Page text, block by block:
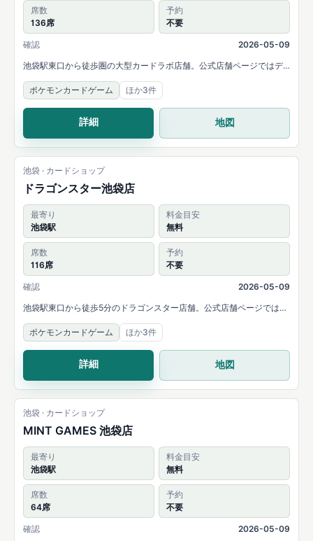
席数
136席
予約
不要
確認
2026-05-09
池袋駅東口から徒歩圏の大型カードラボ店舗。公式店舗ページではデ
ュエルスペース136席と、複数タイトルの販売・買取を案内していま
す。
ポケモンカードゲーム ほか3件
詳細 地図
池袋 · カードショップ
ドラゴンスター池袋店
最寄り
池袋駅
料金目安
無料
席数
116席
予約
不要
確認
2026-05-09
池袋駅東口から徒歩5分のドラゴンスター店舗。公式店舗ページでは
116席のデュエルスペースと、ポケカ・ONE PIECE・遊戯王・デュエマ
などのイベントを案内しています。
ポケモンカードゲーム ほか3件
詳細 地図
池袋 · カードショップ
MINT GAMES 池袋店
最寄り
池袋駅
料金目安
無料
席数
64席
予約
不要
確認
2026-05-09